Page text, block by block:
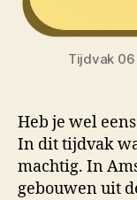
Tijdvak
Heb je wel
In dit tijdvak
machtig. In
gebouwen uit